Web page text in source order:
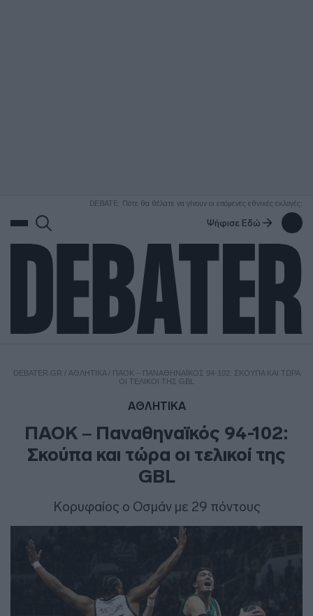
DEBATE: Πότε θα θέλατε να γίνουν οι επόμενες εθνικές εκλογές;
Ψήφισε Εδώ
DEBATER.GR / ΑΘΛΗΤΙΚΑ/ ΠΑΟΚ – ΠΑΝΑΘΗΝΑΪΚΌΣ 94-102: ΣΚΟΎΠΑ ΚΑΙ ΤΏΡΑ
ΟΙ ΤΕΛΙΚΟΊ ΤΗΣ GBL
ΑΘΛΗΤΙΚΑ
ΠΑΟΚ – Παναθηναϊκός 94-102:
Σκούπα και τώρα οι τελικοί της
GBL
Κορυφαίος ο Οσμάν με 29 πόντους